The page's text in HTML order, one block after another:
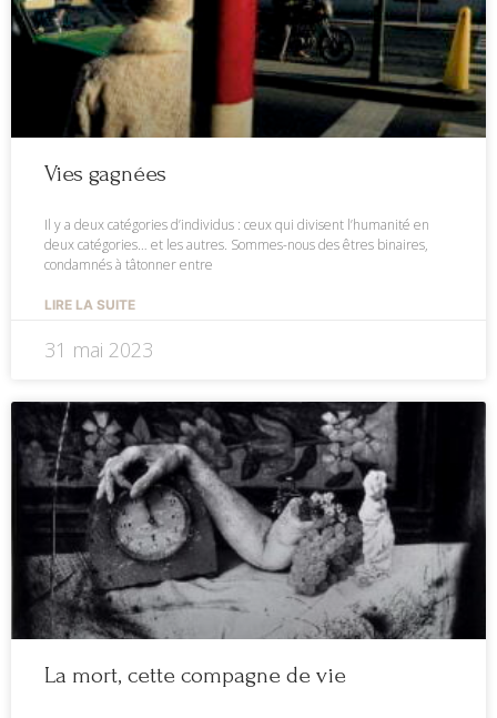
Vies gagnées
Il y a deux catégories d’individus : ceux qui divisent l’humanité en
deux catégories… et les autres. Sommes-nous des êtres binaires,
condamnés à tâtonner entre
LIRE LA SUITE
31 mai 2023
La mort, cette compagne de vie